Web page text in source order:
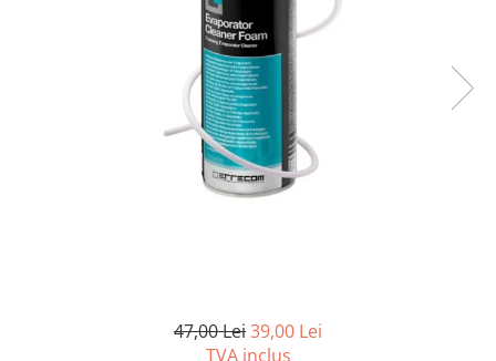
Ventilatoare EbmPapst
Compresoare Cubigel R134a
Compresoare Cubigel R404a
47,00 Lei39,00 Lei
TVA inclus